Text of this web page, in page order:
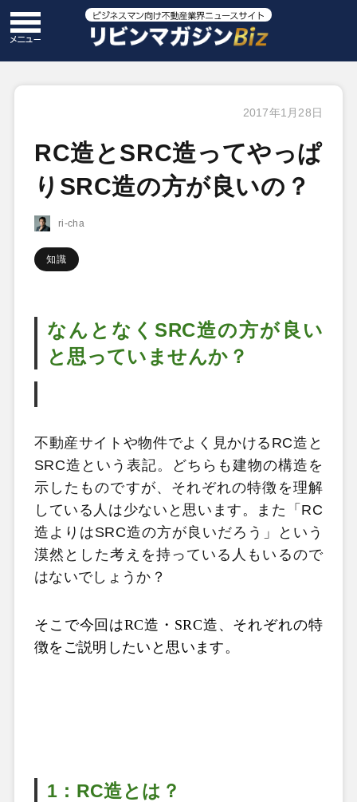
2017年1月28日
RC造とSRC造ってやっぱ
りSRC造の方が良いの？
ri-cha
知識
なんとなくSRC造の方が良い
と思っていませんか？
不動産サイトや物件でよく見かけるRC造と
SRC造という表記。どちらも建物の構造を
示したものですが、それぞれの特徴を理解
している人は少ないと思います。また「RC
造よりはSRC造の方が良いだろう」という
漠然とした考えを持っている人もいるので
はないでしょうか？
そこで今回はRC造・SRC造、それぞれの特
徴をご説明したいと思います。
1：RC造とは？